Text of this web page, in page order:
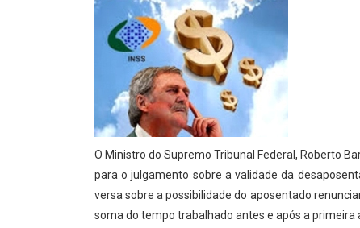
O Ministro do Supremo Tribunal Federal, Roberto
para o julgamento sobre a validade da
versa sobre a possibilidade do aposentado
soma do tempo trabalhado antes e após a primeira